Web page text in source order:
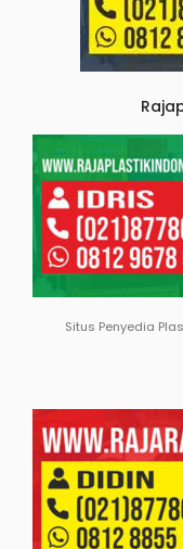
Situs Penyedia